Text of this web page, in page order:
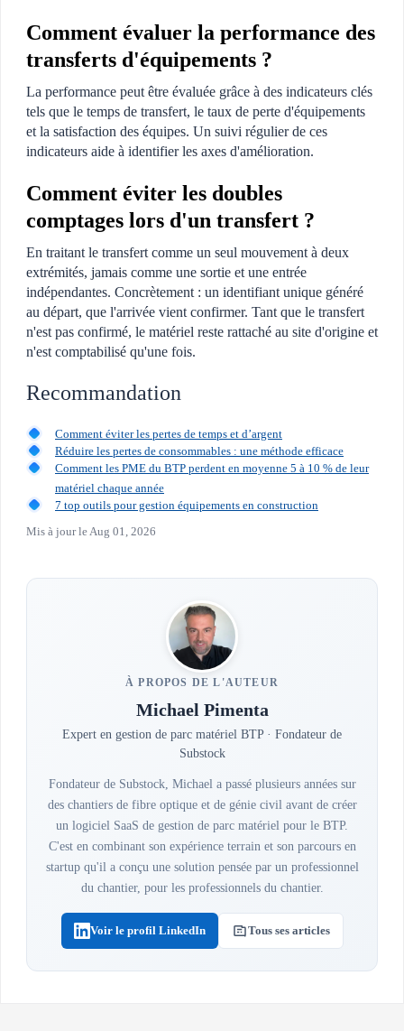
Comment évaluer la performance des
transferts d'équipements ?
La performance peut être évaluée grâce à des indicateurs clés
tels que le temps de transfert, le taux de perte d'équipements
et la satisfaction des équipes. Un suivi régulier de ces
indicateurs aide à identifier les axes d'amélioration.
Comment éviter les doubles
comptages lors d'un transfert ?
En traitant le transfert comme un seul mouvement à deux
extrémités, jamais comme une sortie et une entrée
indépendantes. Concrètement : un identifiant unique généré
au départ, que l'arrivée vient confirmer. Tant que le transfert
n'est pas confirmé, le matériel reste rattaché au site d'origine et
n'est comptabilisé qu'une fois.
Recommandation
Comment éviter les pertes de temps et d’argent
Réduire les pertes de consommables : une méthode efficace
Comment les PME du BTP perdent en moyenne 5 à 10 % de leur
matériel chaque année
7 top outils pour gestion équipements en construction
Mis à jour leAug 01, 2026
À PROPOS DE L'AUTEUR
Michael Pimenta
Expert en gestion de parc matériel BTP · Fondateur de
Substock
Fondateur de Substock, Michael a passé plusieurs années sur
des chantiers de fibre optique et de génie civil avant de créer
un logiciel SaaS de gestion de parc matériel pour le BTP.
C'est en combinant son expérience terrain et son parcours en
startup qu'il a conçu une solution pensée par un professionnel
du chantier, pour les professionnels du chantier.
Voir le profil LinkedIn Tous ses articles